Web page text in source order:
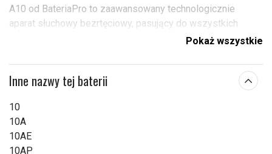
A10 od BateriaPro to zaawansowany technologicznie
aparat słuchowy bezrtęciowy, pasujący do wszystkich
Zaawansowane aparaty słuchowe z funkcjami
bezprzewodowymi mogą obciążać baterie nawet o 300%
Dzięki bateriom spełniającym normę „Wireless Approved”
otrzymujesz baterie, które zapewniają wszystkim typom
aparatów słuchowych wymaganą moc.
Pokaż wszystkie
Inne nazwy tej baterii
10
10A
10AE
10AP